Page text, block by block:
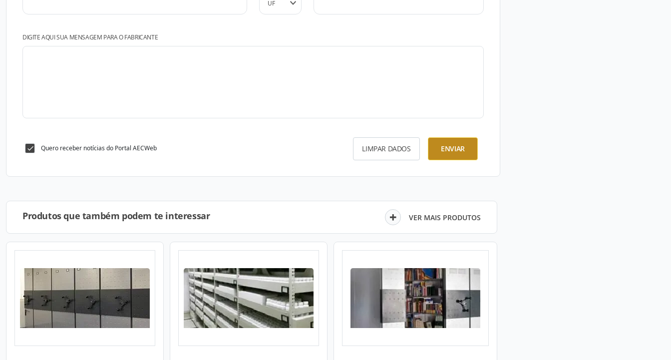
DIGITE AQUI SUA MENSAGEM PARA O FABRICANTE
Quero receber notícias do Portal AECWeb LIMPAR DADOS ENVIAR
Produtos que também podem te interessar VER MAIS PRODUTOS